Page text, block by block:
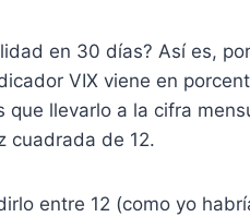
en 30 días? Así es,
VIX viene en
llevarlo a la cifra
cuadrada de 12.
entre 12 (como yo